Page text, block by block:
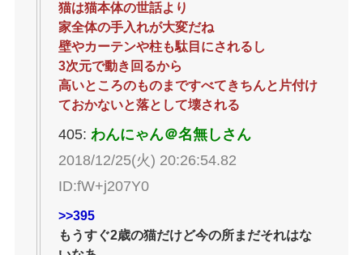
猫は猫本体の世話より
家全体の手入れが大変だね
壁やカーテンや柱も駄目にされるし
3次元で動き回るから
高いところのものまですべてきちんと片付け
ておかないと落として壊される
405: わんにゃん＠名無しさん
2018/12/25(火) 20:26:54.82
ID:fW+j207Y0
>>395
もうすぐ2歳の猫だけど今の所まだそれはな